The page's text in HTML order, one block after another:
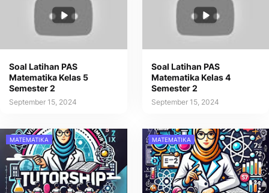
Soal Latihan PAS
Matematika Kelas 5
Semester 2
September 15, 2024
Soal Latihan PAS
Matematika Kelas 4
Semester 2
September 15, 2024
MATEMATIKA MATEMATIKA